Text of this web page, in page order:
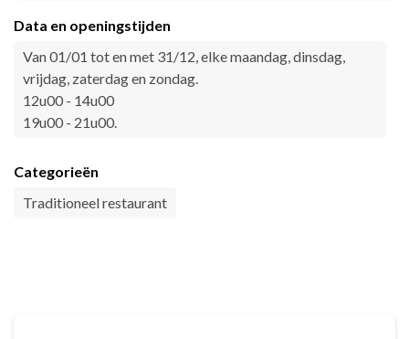
Data en openingstijden
Van 01/01 tot en met 31/12, elke maandag, dinsdag,
vrijdag, zaterdag en zondag.
12u00 - 14u00
19u00 - 21u00.
Categorieën
Traditioneel restaurant